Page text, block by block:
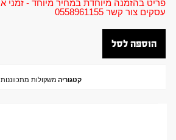
עסקים צור קשר 0558961155
הוספה לסל
קטגוריה משקולות מתכווננות